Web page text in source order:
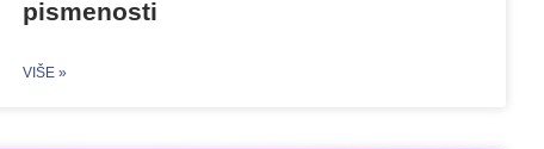
pismenosti
VIŠE »